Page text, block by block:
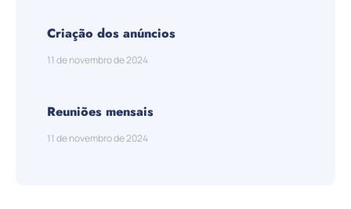
Criação dos anúncios
11 de novembro de 2024
Reuniões mensais
11 de novembro de 2024